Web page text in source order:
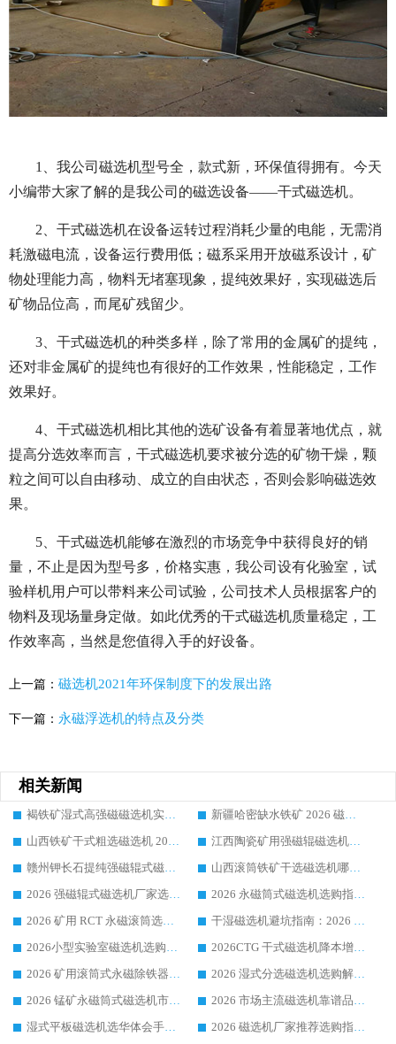
1、我公司磁选机型号全，款式新，环保值得拥有。今天
小编带大家了解的是我公司的磁选设备——干式磁选机。
2、干式磁选机在设备运转过程消耗少量的电能，无需消
耗激磁电流，设备运行费用低；磁系采用开放磁系设计，矿
物处理能力高，物料无堵塞现象，提纯效果好，实现磁选后
矿物品位高，而尾矿残留少。
3、干式磁选机的种类多样，除了常用的金属矿的提纯，
还对非金属矿的提纯也有很好的工作效果，性能稳定，工作
效果好。
4、干式磁选机相比其他的选矿设备有着显著地优点，就
提高分选效率而言，干式磁选机要求被分选的矿物干燥，颗
粒之间可以自由移动、成立的自由状态，否则会影响磁选效
果。
5、干式磁选机能够在激烈的市场竞争中获得良好的销
量，不止是因为型号多，价格实惠，我公司设有化验室，试
验样机用户可以带料来公司试验，公司技术人员根据客户的
物料及现场量身定做。如此优秀的干式磁选机质量稳定，工
作效率高，当然是您值得入手的好设备。
上一篇： 磁选机2021年环保制度下的发展出路
下一篇： 永磁浮选机的特点及分类
相关新闻
褐铁矿湿式高强磁磁选机实操教程
新疆哈密缺水铁矿 2026 磁选机采购避坑？华体会手机网页版-华体会(中国) 原厂实操流程落地案例全梳理
山西铁矿干式粗选磁选机 2026 款该咋选？靠谱厂家实操选购技巧有哪些
江西陶瓷矿用强磁辊磁选机怎么挑？钾长石专用优质厂家及热门品牌有哪些
赣州钾长石提纯强磁辊式磁选机哪家厂靠谱？优质厂商挑选与口碑品牌盘点
山西滚筒铁矿干选磁选机哪家口碑好？2026 供应商选购攻略
2026 强磁辊式磁选机厂家选购指南，领域强者华体会手机网页版-华体会(中国) 口碑案例全梳理
2026 永磁筒式磁选机选购指南 华体会手机网页版-华体会(中国) 厂家耐磨耐用 洛阳铁矿落地大量成熟案例
2026 矿用 RCT 永磁滚筒选购指南 行业口碑品牌华体会手机网页版-华体会(中国) 领域强者案例推荐
干湿磁选机避坑指南：2026 华体会手机网页版-华体会(中国) 源头厂家综合实力评测
2026小型实验室磁选机选购指南|华体会手机网页版-华体会(中国) 行业口碑良好品牌客户使用案例全分享
2026CTG 干式磁选机降本增效选购指南 选矿行业口碑稳定专业生产强者盘点
2026 矿用滚筒式永磁除铁器厂家榜单 行业实力派源头厂商选购干货指南
2026 湿式分选磁选机选购解析，华体会手机网页版-华体会(中国) 设备综合实力详解
2026 锰矿永磁筒式磁选机市场主流客户推荐生产厂家口碑精选
2026 市场主流磁选机靠谱品牌推荐 案例厂家华体会手机网页版-华体会(中国) 大众倾心之选
湿式平板磁选机选华体会手机网页版-华体会(中国) _2026靠谱厂家收获各地客户良好评价
2026 磁选机厂家推荐选购指南，实地走访参考华体会手机网页版-华体会(中国) 合作口碑表现